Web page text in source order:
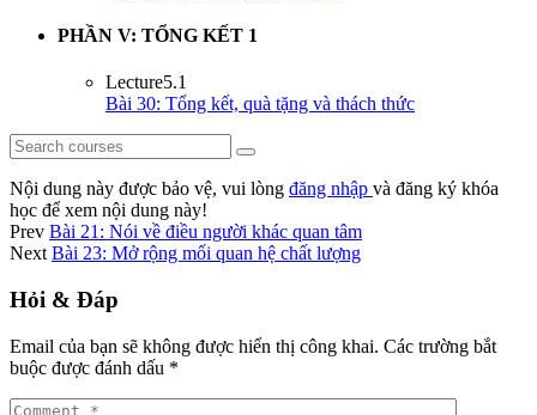
PHẦN V: TỔNG KẾT 1
Lecture5.1
Bài 30: Tổng kết, quà tặng và thách thức
Nội dung này được bảo vệ, vui lòng đăng nhập và đăng ký khóa
học để xem nội dung này!
Prev Bài 21: Nói về điều người khác quan tâm
Next Bài 23: Mở rộng mối quan hệ chất lượng
Hỏi & Đáp
Email của bạn sẽ không được hiển thị công khai. Các trường bắt
buộc được đánh dấu *